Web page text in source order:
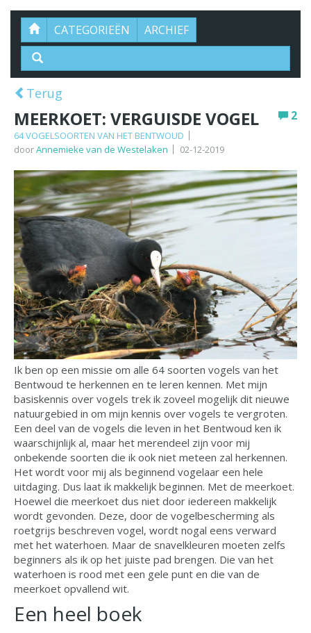
CATEGORIEËN ARCHIEF
Terug
2
MEERKOET: VERGUISDE VOGEL
64 VOGELSOORTEN VAN HET BENTWOUD
doorAnnemieke van de Westelaken 02-12-2019
Ik ben op een missie om alle 64 soorten vogels van het
Bentwoud te herkennen en te leren kennen. Met mijn
basiskennis over vogels trek ik zoveel mogelijk dit nieuwe
natuurgebied in om mijn kennis over vogels te vergroten.
Een deel van de vogels die leven in het Bentwoud ken ik
waarschijnlijk al, maar het merendeel zijn voor mij
onbekende soorten die ik ook niet meteen zal herkennen.
Het wordt voor mij als beginnend vogelaar een hele
uitdaging. Dus laat ik makkelijk beginnen. Met de meerkoet.
Hoewel die meerkoet dus niet door iedereen makkelijk
wordt gevonden. Deze, door de vogelbescherming als
roetgrijs beschreven vogel, wordt nogal eens verward
met het waterhoen. Maar de snavelkleuren moeten zelfs
beginners als ik op het juiste pad brengen. Die van het
waterhoen is rood met een gele punt en die van de
meerkoet opvallend wit.
Een heel boek